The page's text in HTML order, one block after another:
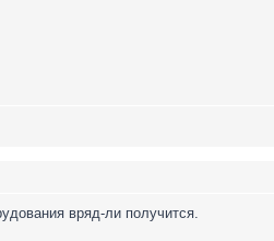
вряд-ли получится.